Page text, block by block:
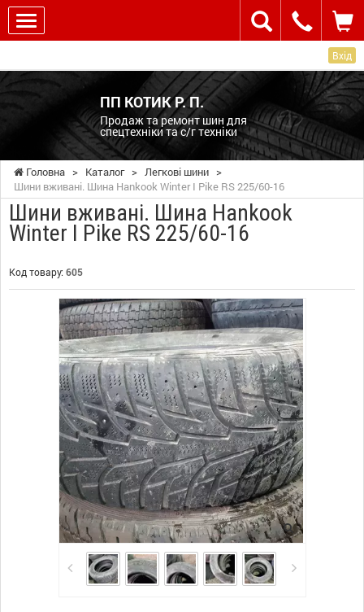
Вхід
ПП КОТИК Р. П.
Продаж та ремонт шин для
спецтехніки та с/г техніки
Головна > Каталог > Легкові шини >
Шини вживані. Шина Hankook Winter I Pike RS 225/60-16
Шини вживані. Шина Hankook
Winter I Pike RS 225/60-16
Код товару: 605